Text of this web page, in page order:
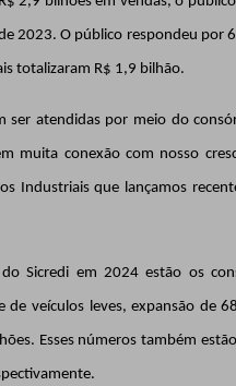
2023. O público respondeu por
totalizaram R$ 1,9 bilhão.
ser atendidas por meio do
muita conexão com nosso
Industriais que lançamos
Sicredi em 2024 estão os
veículos leves, expansão de
Esses números também